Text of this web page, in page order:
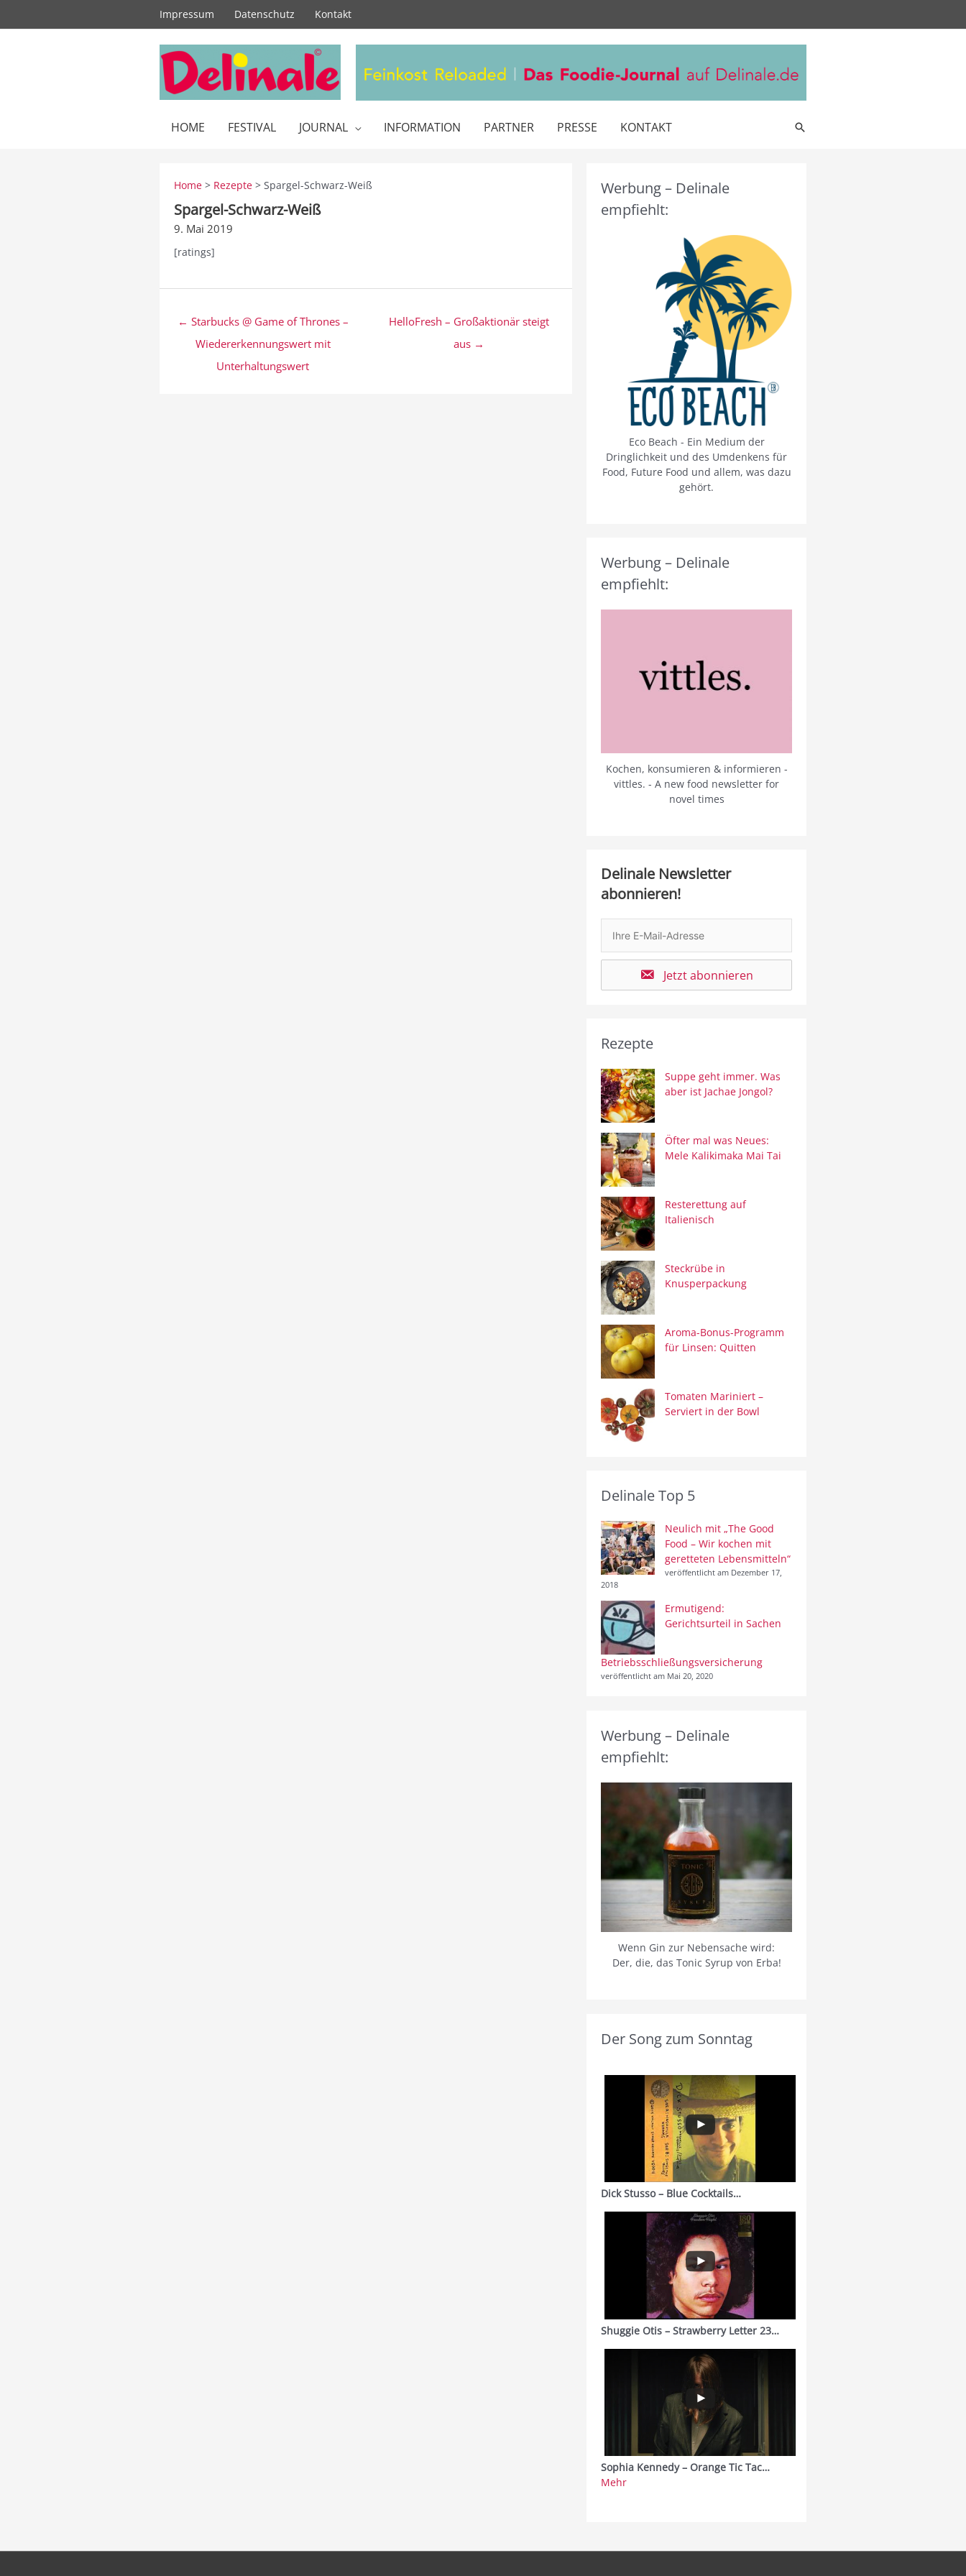
Impressum Datenschutz Kontakt
HOME FESTIVAL JOURNAL INFORMATION PARTNER PRESSE KONTAKT Suche
Home > Rezepte > Spargel-Schwarz-Weiß
Spargel-Schwarz-Weiß
9. Mai 2019
[ratings]
Beitragsnavigation
← Starbucks @ Game of Thrones –
Wiedererkennungswert mit
Unterhaltungswert
HelloFresh – Großaktionär steigt
aus →
Werbung – Delinale
empfiehlt:
Eco Beach - Ein Medium der
Dringlichkeit und des Umdenkens für
Food, Future Food und allem, was dazu
gehört.
Werbung – Delinale
empfiehlt:
Kochen, konsumieren & informieren -
vittles. - A new food newsletter for
novel times
Delinale Newsletter
abonnieren!
Jetzt abonnieren
Rezepte
Suppe geht immer. Was
aber ist Jachae Jongol?
Öfter mal was Neues:
Mele Kalikimaka Mai Tai
Resterettung auf
Italienisch
Steckrübe in
Knusperpackung
Aroma-Bonus-Programm
für Linsen: Quitten
Tomaten Mariniert –
Serviert in der Bowl
Delinale Top 5
Neulich mit „The Good
Food – Wir kochen mit
geretteten Lebensmitteln“
veröffentlicht am Dezember 17,
2018
Ermutigend:
Gerichtsurteil in Sachen
Betriebsschließungsversicherung
veröffentlicht am Mai 20, 2020
Werbung – Delinale
empfiehlt:
Wenn Gin zur Nebensache wird:
Der, die, das Tonic Syrup von Erba!
Der Song zum Sonntag
Dick Stusso – Blue Cocktails…
Shuggie Otis – Strawberry Letter 23…
Sophia Kennedy – Orange Tic Tac…
Mehr